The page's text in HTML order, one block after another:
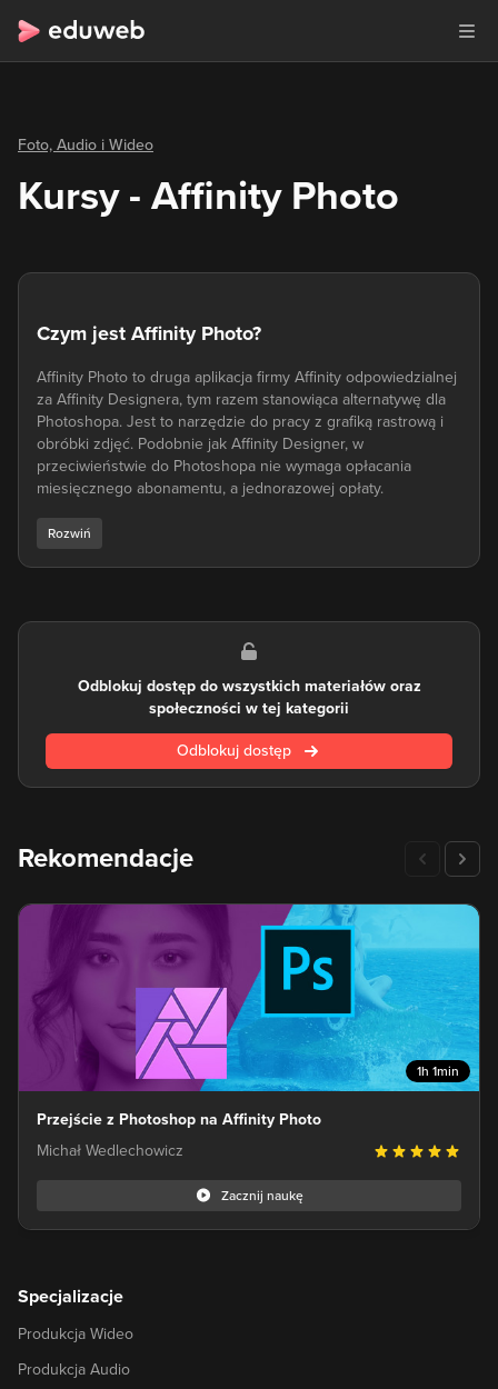
Foto, Audio i Wideo
Kursy - Affinity Photo
Czym jest Affinity Photo?
Affinity Photo to druga aplikacja firmy Affinity odpowiedzialnej
za Affinity Designera, tym razem stanowiąca alternatywę dla
Photoshopa. Jest to narzędzie do pracy z grafiką rastrową i
obróbki zdjęć. Podobnie jak Affinity Designer, w
przeciwieństwie do Photoshopa nie wymaga opłacania
miesięcznego abonamentu, a jednorazowej opłaty.
Affinity Photo posiada ogromne możliwości, bardzo zbliżone
do programu Photoshop. Zdobywa coraz większą
Nauka obsługi Affinity Photo to świetny wybór dla fotografów
oraz osób przygotowujących grafiki na potrzeby stron WWW.
Narzędzie obsługuje wszystkie główne formaty zdjęć i
rodzaje plików graficznych, łącznie ze wsparciem dla plików
.PSD z Photoshopa. Nauka Affinity Photo z kursu eduweb.pl
to dobry wybór zarówno dla amatorów, jak i profesjonalistów,
Odblokuj dostęp do wszystkich materiałów oraz
społeczności w tej kategorii
Odblokuj dostęp
Rekomendacje
1h 1min
Przejście z Photoshop na Affinity Photo
Michał Wedlechowicz
Zacznij naukę
Specjalizacje
Produkcja Wideo
Produkcja Audio